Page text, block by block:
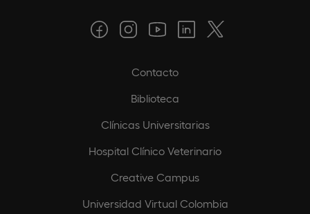
Contacto
Biblioteca
Clínicas Universitarias
Hospital Clínico Veterinario
Creative Campus
Universidad Virtual Colombia